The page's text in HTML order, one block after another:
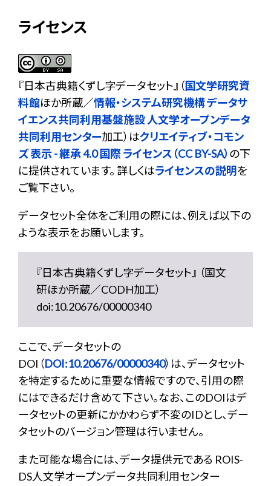
ライセンス
『日本古典籍くずし字データセット 』（国文学研究資
料館ほか所蔵／情報・システム研究機構 データサ
イエンス共同利用基盤施設 人文学オープンデータ
共同利用センター加工）はクリエイティブ・コモン
ズ 表示 - 継承 4.0 国際 ライセンス（CC BY-SA） の下
に提供されています。 詳しくはライセンスの説明を
ご覧下さい。
データセット全体をご利用の際には、例えば以下の
ような表示をお願いします。
『日本古典籍くずし字データセット』 （国文
研ほか所蔵／CODH加工）
doi:10.20676/00000340
ここで、データセットの
DOI（DOI:10.20676/00000340）は、データセット
を特定するために重要な情報ですので、引用の際
にはできるだけ含めて下さい。なお、このDOIはデ
ータセットの更新にかかわらず不変のIDとし、デー
タセットのバージョン管理は行いません。
また可能な場合には、データ提供元である ROIS-
DS人文学オープンデータ共同利用センター